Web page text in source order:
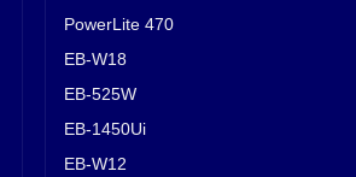
PowerLite 470
EB-W18
EB-525W
EB-1450Ui
EB-W12